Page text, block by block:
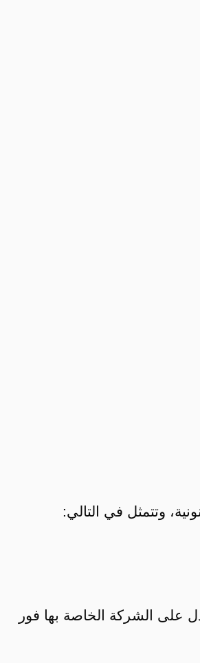
وتتمثل في التالي:
على الشركة الخاصة بها فور